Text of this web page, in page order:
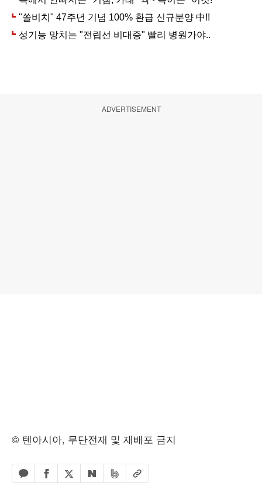
ADVERTISEMENT
© 텐아시아, 무단전재 및 재배포 금지
카카오톡 공유하기
페이스북 공유하기
엑스 공유하기
네이버 공유하기
밴드 공유하기
URL복사